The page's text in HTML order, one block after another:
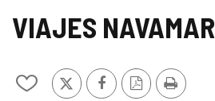
VIAJES NAVAMAR
Ajouter/retirer
X FacebookVersion
PDF
Imprimer